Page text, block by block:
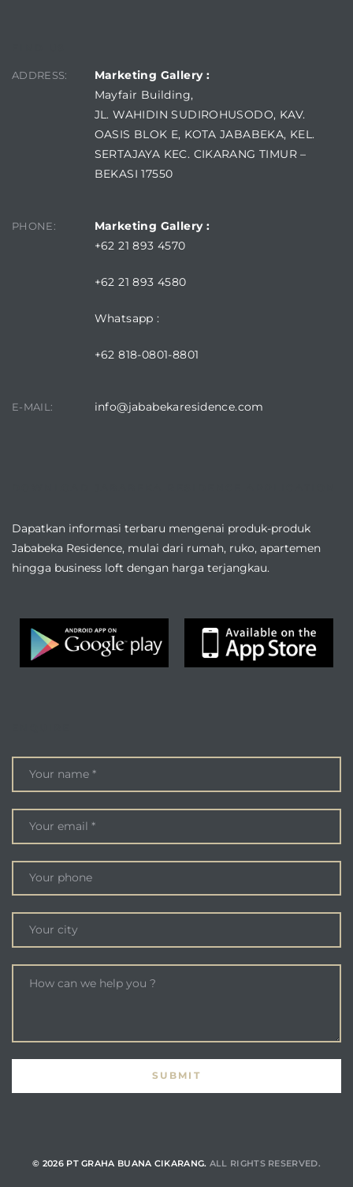
ADDRESS:
Marketing Gallery :
Mayfair Building,
JL. WAHIDIN SUDIROHUSODO, KAV.
OASIS BLOK E, KOTA JABABEKA, KEL.
SERTAJAYA KEC. CIKARANG TIMUR –
BEKASI 17550
PHONE:
Marketing Gallery :
+62 21 893 4570
+62 21 893 4580
Whatsapp :
+62 818-0801-8801
E-MAIL: info@jababekaresidence.com
Dapatkan informasi terbaru mengenai produk-produk
Jababeka Residence, mulai dari rumah, ruko, apartemen
hingga business loft dengan harga terjangkau.
© 2026 PT GRAHA BUANA CIKARANG. ALL RIGHTS RESERVED.